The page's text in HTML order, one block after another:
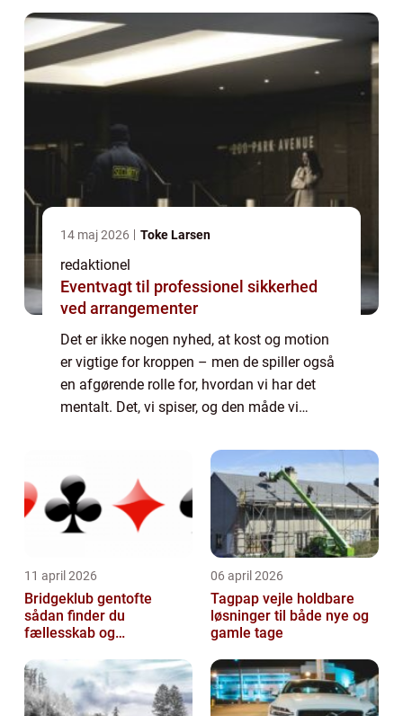
14 maj 2026 Toke Larsen
redaktionel
Eventvagt til professionel sikkerhed
ved arrangementer
Det er ikke nogen nyhed, at kost og motion
er vigtige for kroppen – men de spiller også
en afgørende rolle for, hvordan vi har det
mentalt. Det, vi spiser, og den måde vi
11 april 2026
Bridgeklub gentofte
sådan finder du
fællesskab og
06 april 2026
Tagpap vejle holdbare
løsninger til både nye og
gamle tage